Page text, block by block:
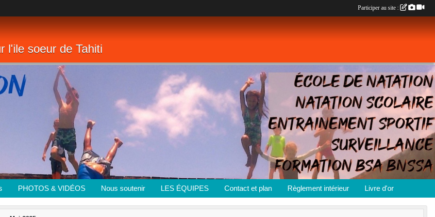
l'ile soeur de Tahiti
PHOTOS & VIDÉOS Nous soutenir LES ÉQUIPES Contact et plan Règlement intérieur Livre d'or
Participer au site :